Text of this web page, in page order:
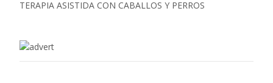
TERAPIA ASISTIDA CON CABALLOS Y PERROS